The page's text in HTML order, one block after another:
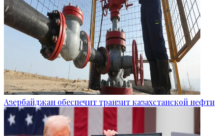
Азербайджан обеспечит транзит казахстанской нефти